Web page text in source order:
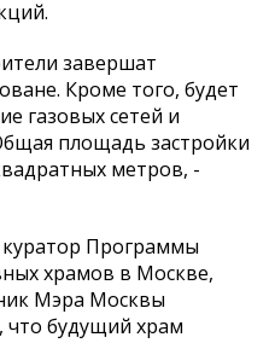
завершат
Кроме того, будет
газовых сетей и
площадь застройки
метров, -
Программы
храмов в Москве,
Мэра Москвы
что будущий храм